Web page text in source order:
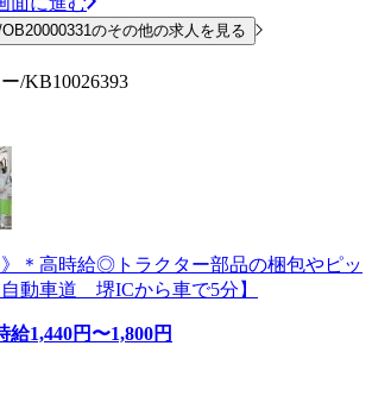
のその他の求人を見る
/KB10026393
》＊高時給◎トラクター部品の梱包やピッ
動車道 堺ICから車で5分】
給1,440円〜1,800円